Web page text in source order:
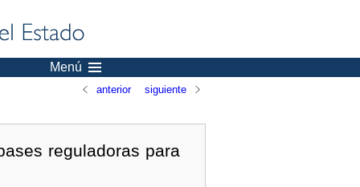
Menú
anterior siguiente
reguladoras para